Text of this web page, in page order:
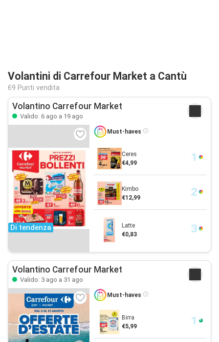
Volantini di Carrefour Market a Cantù
69 Punti vendita
Volantino Carrefour Market
Valido: 6 ago a 19 ago
Di tendenza
Must-haves
Ceres
€4,99
Kimbo
€12,99
Latte
€0,83
Volantino Carrefour Market
Valido: 3 ago a 31 ago
Must-haves
Birra
€5,99